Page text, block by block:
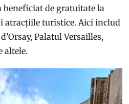
beneficiat de gratuitate la
atracțiile turistice. Aici includ
Palatul Versailles,
altele.